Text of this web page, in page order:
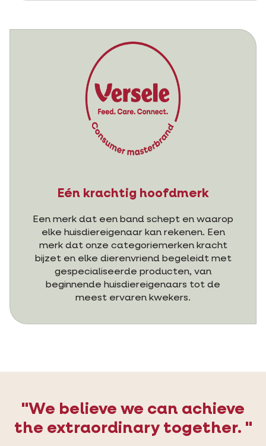
Eén krachtig hoofdmerk
Een merk dat een band schept en waarop
elke huisdiereigenaar kan rekenen. Een
merk dat onze categoriemerken kracht
bijzet en elke dierenvriend begeleidt met
gespecialiseerde producten, van
beginnende huisdiereigenaars tot de
meest ervaren kwekers.
"We believe we can achieve
the extraordinary together. "